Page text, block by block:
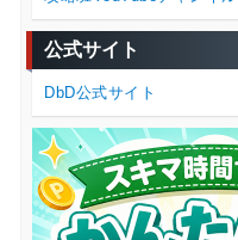
公式サイト
DbD公式サイト